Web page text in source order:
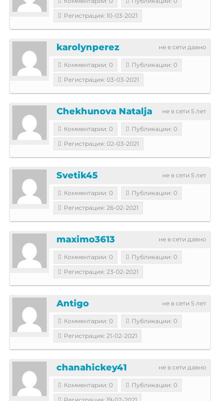
Регистрация: 10-03-2021
не в сети давно
karolynperez
Комментарии: 0
Публикации: 0
Регистрация: 03-03-2021
не в сети 5 лет
Chekhunova Natalja
Комментарии: 0
Публикации: 0
Регистрация: 02-03-2021
не в сети 5 лет
Svetik45
Комментарии: 0
Публикации: 0
Регистрация: 26-02-2021
не в сети давно
maximo3613
Комментарии: 0
Публикации: 0
Регистрация: 23-02-2021
не в сети 5 лет
Antigo
Комментарии: 0
Публикации: 0
Регистрация: 21-02-2021
не в сети давно
chanahickey41
Комментарии: 0
Публикации: 0